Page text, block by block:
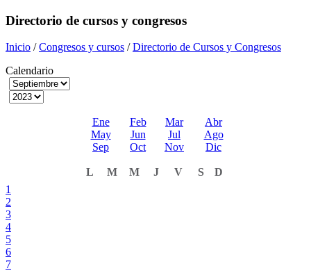
Directorio de cursos y congresos
Inicio /Congresos y cursos /Directorio de Cursos y Congresos
Calendario
Ene Feb Mar
Abr
May
Jun Jul
Ago
Sep
Oct Nov Dic
L M M J V S
D
1
2
3
4
5
6
7